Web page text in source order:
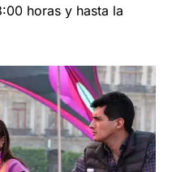
horas y hasta la